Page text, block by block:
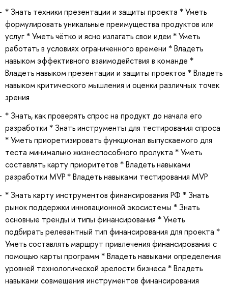
* Знать техники презентации и защиты проекта * Уметь
формулировать уникальные преимущества продуктов или
услуг * Уметь чётко и ясно излагать свои идеи * Уметь
работать в условиях ограниченного времени * Владеть
навыком эффективного взаимодействия в команде *
Владеть навыком презентации и защиты проектов * Владеть
навыком критического мышления и оценки различных точек
зрения
* Знать, как проверять спрос на продукт до начала его
разработки * Знать инструменты для тестирования спроса
* Уметь приоретизировать функционал выпускаемого для
теста минимально жизнеспособного пролукта * Уметь
составлять карту приоритетов * Владеть навыками
разработки MVP * Владеть навыками тестирования MVP
* Знать карту инструментов финансирования РФ * Знать
рынок поддержки инновационной экосистемы * Знать
основные тренды и типы финансирования * Уметь
подбирать релевантный тип финансирования для проекта *
Уметь составлять маршрут привлечения финансирования с
помощью карты программ * Владеть навыками определения
уровней технологической зрелости бизнеса * Владеть
навыками совмещения инструментов финансирования